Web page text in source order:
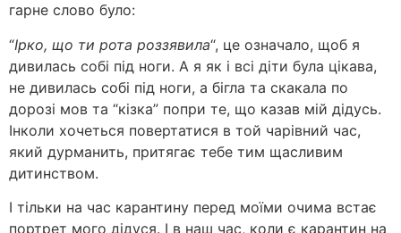
гарне слово було:
“Ірко, що ти рота роззявила“, це означало, щоб я
дивилась собі під ноги. А я як і всі діти була цікава,
не дивилась собі під ноги, а бігла та скакала по
дорозі мов та “кізка” попри те, що казав мій дідусь.
Інколи хочеться повертатися в той чарівний час,
який дурманить, притягає тебе тим щасливим
дитинством.
І тільки на час карантину перед моїми очима встає
портрет мого дідуся. І в наш час, коли є карантин на